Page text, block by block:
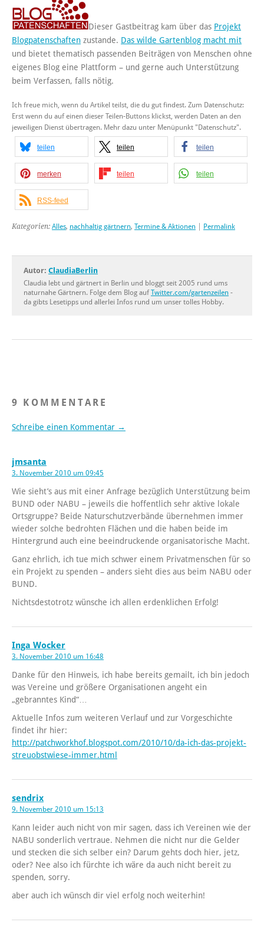
Dieser Gastbeitrag kam über das Projekt
Blogpatenschaften zustande. Das wilde Gartenblog macht mit
und bietet thematisch passenden Beiträgen von Menschen ohne
eigenes Blog eine Plattform – und gerne auch Unterstützung
beim Verfassen, falls nötig.
Ich freue mich, wenn du Artikel teilst, die du gut findest. Zum Datenschutz:
Erst wenn du auf einen dieser Teilen-Buttons klickst, werden Daten an den
jeweiligen Dienst übertragen. Mehr dazu unter Menüpunkt "Datenschutz".
teilen teilen teilen
merken teilen teilen
RSS-feed
Kategorien: Alles, nachhaltig gärtnern, Termine & Aktionen Permalink
Autor: ClaudiaBerlin
Claudia lebt und gärtnert in Berlin und bloggt seit 2005 rund ums
naturnahe Gärtnern. Folge dem Blog aufTwitter.com/gartenzeilen -
da gibts Lesetipps und allerlei Infos rund um unser tolles Hobby.
9 KOMMENTARE
Schreibe einen Kommentar →
jmsanta
3. November 2010 um 09:45
Wie sieht’s aus mit einer Anfrage bezüglich Unterstützung beim
BUND oder NABU – jeweils die hoffentlich sehr aktive lokale
Ortsgruppe? Beide Naturschutzverbände übernehmen immer
wieder solche bedrohten Flächen und die haben beide im
Hintergrund auch eine beeindruckende organisatorische Macht.
Ganz ehrlich, ich tue mich schwer einem Privatmenschen für so
ein Projekt zu spenden – anders sieht dies aus beim NABU oder
BUND.
Nichtsdestotrotz wünsche ich allen erdenklichen Erfolg!
Inga Wocker
3. November 2010 um 16:48
Danke für den Hinweis, ich habe bereits gemailt, ich bin jedoch
was Vereine und größere Organisationen angeht ein
„gebranntes Kind“…
Aktuelle Infos zum weiteren Verlauf und zur Vorgeschichte
findet ihr hier:
http://patchworkhof.blogspot.com/2010/10/da-ich-das-projekt-
streuobstwiese-immer.html
sendrix
9. November 2010 um 15:13
Kann leider auch nicht von mir sagen, dass ich Vereinen wie der
NABU sonderlich vertraue. Nehmen die nicht nur die Gelder
und stecken die sich selber ein? Darum gehts doch hier, jetz,
oder? Nee also ich fürchte ich wäre da auch nicht bereit zu
spenden, sorry.
aber auch ich wünsch dir viel erfolg noch weiterhin!